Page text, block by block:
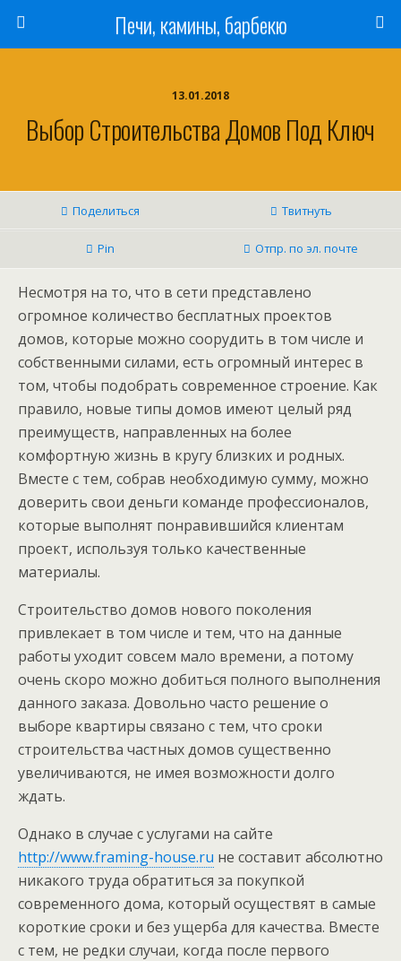
Печи, камины, барбекю
13.01.2018
Выбор Строительства Домов Под Ключ
Поделиться Твитнуть
Pin Отпр. по эл. почте
Несмотря на то, что в сети представлено
огромное количество бесплатных проектов
домов, которые можно соорудить в том числе и
собственными силами, есть огромный интерес в
том, чтобы подобрать современное строение. Как
правило, новые типы домов имеют целый ряд
преимуществ, направленных на более
комфортную жизнь в кругу близких и родных.
Вместе с тем, собрав необходимую сумму, можно
доверить свои деньги команде профессионалов,
которые выполнят понравившийся клиентам
проект, используя только качественные
материалы.
Строительство домов нового поколения
привлекает в том числе и тем, что на данные
работы уходит совсем мало времени, а потому
очень скоро можно добиться полного выполнения
данного заказа. Довольно часто решение о
выборе квартиры связано с тем, что сроки
строительства частных домов существенно
увеличиваются, не имея возможности долго
ждать.
Однако в случае с услугами на сайте
http://www.framing-house.ru не составит абсолютно
никакого труда обратиться за покупкой
современного дома, который осуществят в самые
короткие сроки и без ущерба для качества. Вместе
с тем, не редки случаи, когда после первого